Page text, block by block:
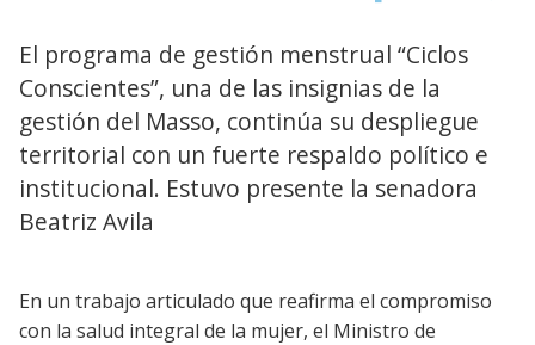
El programa de gestión menstrual “Ciclos
Conscientes”, una de las insignias de la
gestión del Masso, continúa su despliegue
territorial con un fuerte respaldo político e
institucional. Estuvo presente la senadora
Beatriz Avila
En un trabajo articulado que reafirma el compromiso
con la salud integral de la mujer, el Ministro de